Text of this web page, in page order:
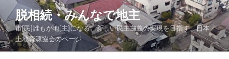
ン
テ
ン
ツ
脱相続・みんなで地主
市[民]誰もが地[主]になる、新しい民主主義の実現を目指す、日本
土地資源協会のページ